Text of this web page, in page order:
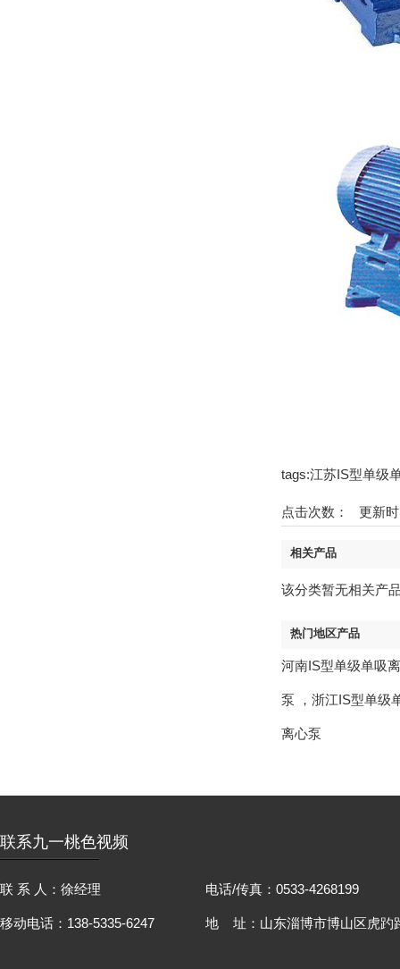
tags:江苏IS型单级
点击次数： 更新
相关产品
该分类暂无相关产
热门地区产品
河南IS型单级单吸
泵 ， 浙江IS型单级
离心泵
联系九一桃色视频
联 系 人：徐经理
移动电话：138-5335-6247
电话/传真：0533-4268199
地 址：山东淄博市博山区虎趵